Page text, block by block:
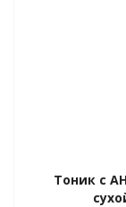
Тоник с